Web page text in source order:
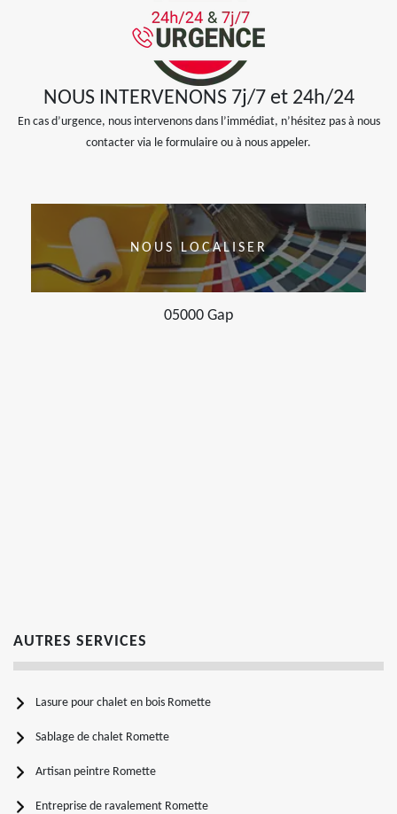
NOUS INTERVENONS 7j/7 et 24h/24
En cas d’urgence, nous intervenons dans l’immédiat, n’hésitez pas à nous
contacter via le formulaire ou à nous appeler.
NOUS LOCALISER
05000 Gap
AUTRES SERVICES
Lasure pour chalet en bois Romette
Sablage de chalet Romette
Artisan peintre Romette
Entreprise de ravalement Romette